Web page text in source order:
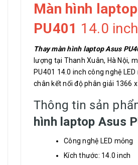
Màn hình
PU401 14.0 inch
Thay màn hình laptop Asus
lượng tại Thanh Xuân, Hà Nội,
PU401 14.0 inch công nghệ
chân kết nối độ phân giải 1366
Thông tin sản
hình laptop Asus
Công nghệ LED mỏng
Kích thước: 14.0 inch